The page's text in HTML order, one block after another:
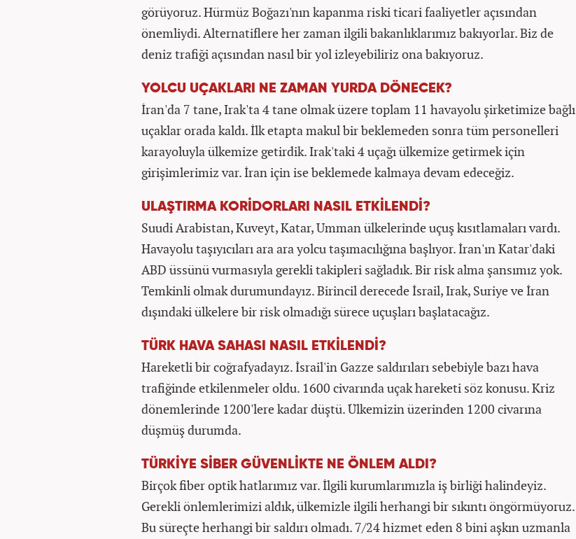
görüyoruz. Hürmüz Boğazı'nın kapanma riski ticari faaliyetler açısından
önemliydi. Alternatiflere her zaman ilgili bakanlıklarımız bakıyorlar. Biz de
deniz trafiği açısından nasıl bir yol izleyebiliriz ona bakıyoruz.
YOLCU UÇAKLARI NE ZAMAN YURDA DÖNECEK?
İran'da 7 tane, Irak'ta 4 tane olmak üzere toplam 11 havayolu şirketimize bağlı
uçaklar orada kaldı. İlk etapta makul bir beklemeden sonra tüm personelleri
karayoluyla ülkemize getirdik. Irak'taki 4 uçağı ülkemize getirmek için
girişimlerimiz var. İran için ise beklemede kalmaya devam edeceğiz.
ULAŞTIRMA KORİDORLARI NASIL ETKİLENDİ?
Suudi Arabistan, Kuveyt, Katar, Umman ülkelerinde uçuş kısıtlamaları vardı.
Havayolu taşıyıcıları ara ara yolcu taşımacılığına başlıyor. İran'ın Katar'daki
ABD üssünü vurmasıyla gerekli takipleri sağladık. Bir risk alma şansımız yok.
Temkinli olmak durumundayız. Birincil derecede İsrail, Irak, Suriye ve İran
dışındaki ülkelere bir risk olmadığı sürece uçuşları başlatacağız.
TÜRK HAVA SAHASI NASIL ETKİLENDİ?
Hareketli bir coğrafyadayız. İsrail'in Gazze saldırıları sebebiyle bazı hava
trafiğinde etkilenmeler oldu. 1600 civarında uçak hareketi söz konusu. Kriz
dönemlerinde 1200'lere kadar düştü. Ülkemizin üzerinden 1200 civarına
düşmüş durumda.
TÜRKİYE SİBER GÜVENLİKTE NE ÖNLEM ALDI?
Birçok fiber optik hatlarımız var. İlgili kurumlarımızla iş birliği halindeyiz.
Gerekli önlemlerimizi aldık, ülkemizle ilgili herhangi bir sıkıntı öngörmüyoruz.
Bu süreçte herhangi bir saldırı olmadı. 7/24 hizmet eden 8 bini aşkın uzmanla